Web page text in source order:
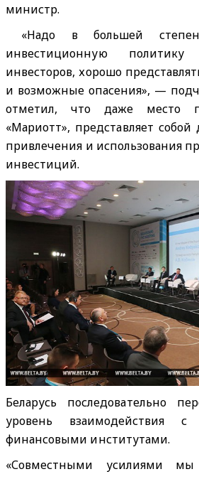
министр.
«Надо в большей
инвестиционную
инвесторов, хорошо
и возможные опасения», —
отметил, что даже место
«Мариотт», представляет
привлечения и использования
инвестиций.
Беларусь последовательно
уровень взаимодействия с
финансовыми институтами.
«Совместными усилиями